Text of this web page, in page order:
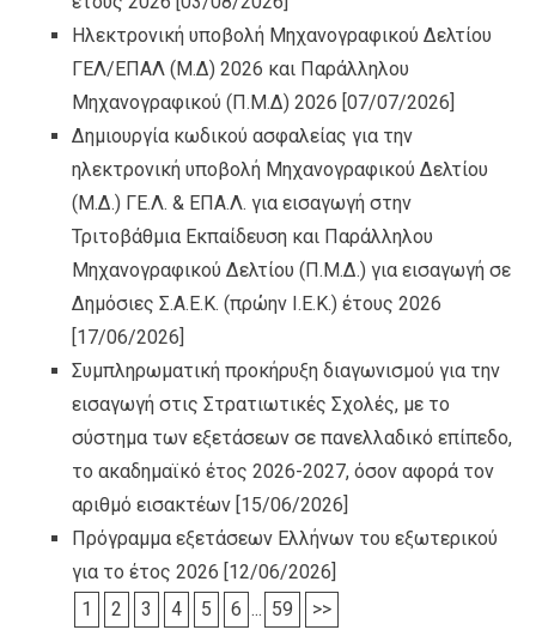
Ηλεκτρονική υποβολή Μηχανογραφικού Δελτίου
ΓΕΛ/ΕΠΑΛ (Μ.Δ) 2026 και Παράλληλου
Μηχανογραφικού (Π.Μ.Δ) 2026 [07/07/2026]
Δημιουργία κωδικού ασφαλείας για την
ηλεκτρονική υποβολή Μηχανογραφικού Δελτίου
(Μ.Δ.) ΓΕ.Λ. & ΕΠΑ.Λ. για εισαγωγή στην
Τριτοβάθμια Εκπαίδευση και Παράλληλου
Μηχανογραφικού Δελτίου (Π.Μ.Δ.) για εισαγωγή σε
Δημόσιες Σ.Α.Ε.Κ. (πρώην Ι.Ε.Κ.) έτους 2026
[17/06/2026]
Συμπληρωματική προκήρυξη διαγωνισμού για την
εισαγωγή στις Στρατιωτικές Σχολές, με το
σύστημα των εξετάσεων σε πανελλαδικό επίπεδο,
το ακαδημαϊκό έτος 2026-2027, όσον αφορά τον
αριθμό εισακτέων [15/06/2026]
Πρόγραμμα εξετάσεων Ελλήνων του εξωτερικού
για το έτος 2026 [12/06/2026]
1
2 3 4 5 6 ... 59 >>